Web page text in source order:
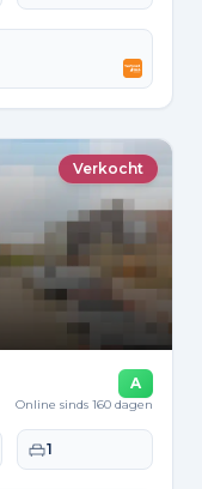
Verkocht
A
Online sinds 160 dagen
Slaapkamers
1